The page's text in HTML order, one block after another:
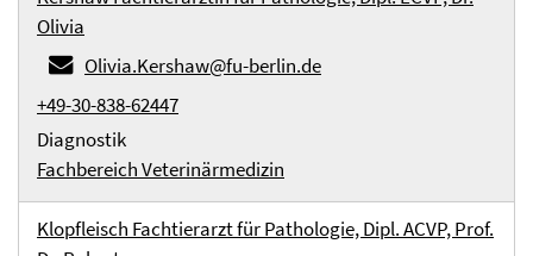
Olivia
Olivia.Kershaw@fu-berlin.de
+49-30-838-62447
Diagnostik
Fachbereich Veterinärmedizin
Klopfleisch Fachtierarzt für Pathologie, Dipl. ACVP, Prof.